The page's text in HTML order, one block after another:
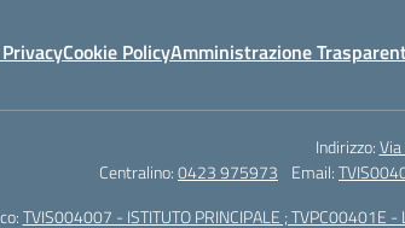
Cookie PolicyAmministrazione
Indirizzo:
Centralino:0423 975973 Email:
TVIS004007 - ISTITUTO PRINCIPALE ; TVPC00401E -